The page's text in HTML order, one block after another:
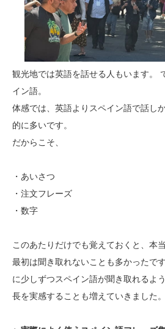
観光地では英語を話せる人もいます。
イン語。
体感では、英語よりスペイン語で話し
的に多いです。
だからこそ、
・あいさつ
・注文フレーズ
・数字
このあたりだけでも覚えておくと、本
最初は聞き取れないことも多かったで
に少しずつスペイン語が聞き取れるよ
長を実感することも増えていきました。